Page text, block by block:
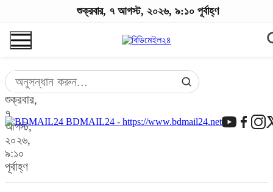
শুক্রবার,
৭
আগস্ট,
২০২৬,
৯:১০
পূর্বাহ্ণ
BDMAIL24 - https://www.bdmail24.net
শুক্রবার, ৭ আগস্ট, ২০২৬, ৯:১০ পূর্বাহ্ণ